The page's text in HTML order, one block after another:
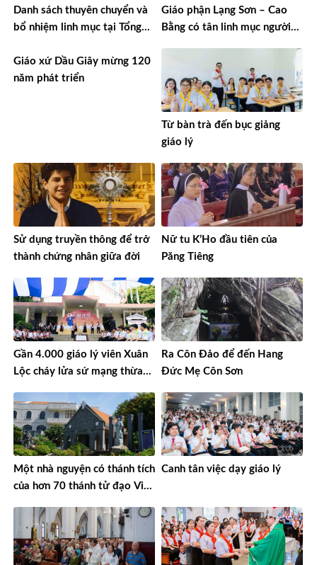
Danh sách thuyên chuyển và
bổ nhiệm linh mục tại Tổng
Giáo phận Lạng Sơn – Cao
Bằng có tân linh mục người
Giáo xứ Dầu Giây mừng 120
năm phát triển
Từ bàn trà đến bục giảng
giáo lý
Sử dụng truyền thông để trở
thành chứng nhân giữa đời
Nữ tu K’Ho đầu tiên của
Păng Tiêng
Gần 4.000 giáo lý viên Xuân
Lộc cháy lửa sứ mạng thừa
Ra Côn Đảo để đến Hang
Đức Mẹ Côn Sơn
Một nhà nguyện có thánh tích
của hơn 70 thánh tử đạo Việt
Canh tân việc dạy giáo lý